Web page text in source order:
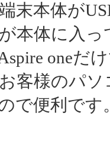
末本体が
本体に入っ
oneだ
客様のパ
で便利です